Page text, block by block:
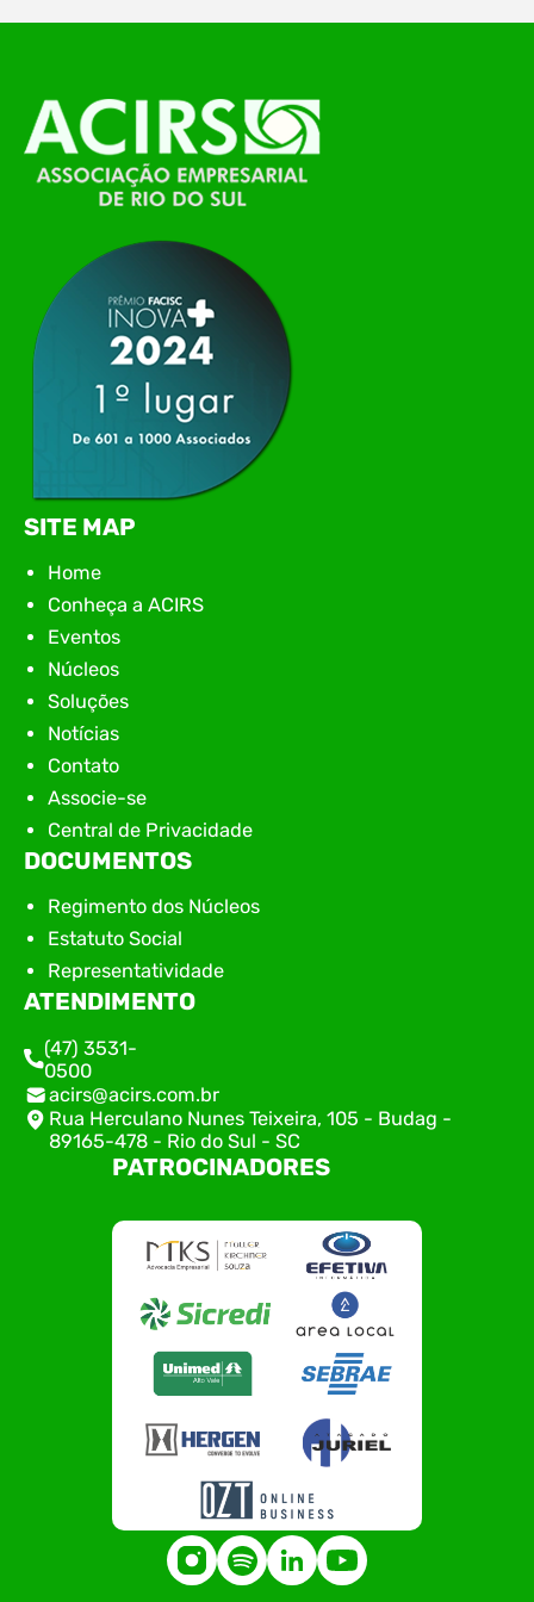
O Polo ACATE-ACIRS, por meio do NIAVI – Núcleo
de Tecnologia da Informação do Alto Vale do
Itajaí, realizou, no dia 21 de julho, o evento
Conexão Tech NIAVI, reunindo empresas de
tecnologia da região para uma noite de
apresentação de novas iniciativas para o setor. O
encontro aconteceu em Rio…
SITE MAP
Home
Conheça a ACIRS
Eventos
Núcleos
Soluções
Notícias
Contato
Associe-se
Central de Privacidade
DOCUMENTOS
Regimento dos Núcleos
Estatuto Social
Representatividade
ATENDIMENTO
(47) 3531-
0500
acirs@acirs.com.br
Rua Herculano Nunes Teixeira, 105 - Budag -
89165-478 - Rio do Sul - SC
PATROCINADORES